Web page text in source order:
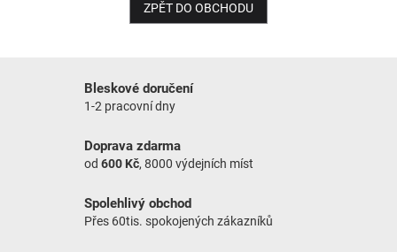
ZPĚT DO OBCHODU
Bleskové doručení
1-2 pracovní dny
Doprava zdarma
od 600 Kč, 8000 výdejních míst
Spolehlivý obchod
Přes 60tis. spokojených zákazníků